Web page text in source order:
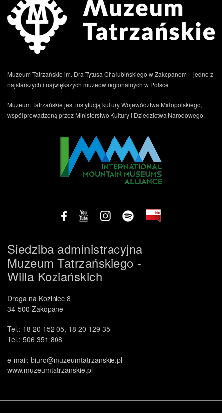
Muzeum Tatrzańskie im. Dra Tytusa Chałubińskiego w Zakopanem – jedno z
najstarszych i największych muzeów regionalnych w Polsce.
Muzeum Tatrzańskie jest instytucją kultury Województwa Małopolskiego,
współprowadzoną przez Ministerstwo Kultury i Dziedzictwa Narodowego.
Siedziba administracyjna
Muzeum Tatrzańskiego -
Willa Koziańskich
Droga na Koziniec 8
34-500 Zakopane
Tel.: 18 20 152 05, 18 20 129 35
Tel.: 506 351 808
e-mail: biuro@muzeumtatrzanskie.pl
www.muzeumtatrzanskie.pl